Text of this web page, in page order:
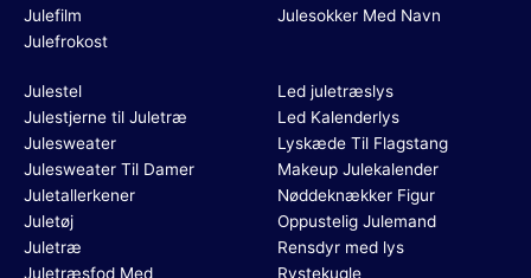
Julefilm
Julefrokost
Julesokker Med Navn
Julestel
Julestjerne til Juletræ
Julesweater
Julesweater Til Damer
Juletallerkener
Juletøj
Juletræ
Juletræsfod Med
Led juletræslys
Led Kalenderlys
Lyskæde Til Flagstang
Makeup Julekalender
Nøddeknækker Figur
Oppustelig Julemand
Rensdyr med lys
Rystekugle